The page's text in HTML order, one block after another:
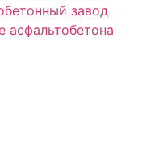
завод
асфальтобетона